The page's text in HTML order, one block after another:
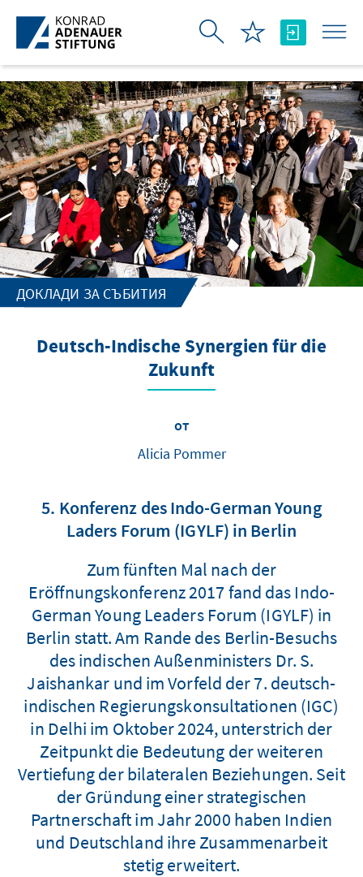
Skip to Main Content
ДОКЛАДИ ЗА СЪБИТИЯ
Deutsch-Indische Synergien für die
Zukunft
от
Alicia Pommer
5. Konferenz des Indo-German Young
Laders Forum (IGYLF) in Berlin
Zum fünften Mal nach der
Eröffnungskonferenz 2017 fand das Indo-
German Young Leaders Forum (IGYLF) in
Berlin statt. Am Rande des Berlin-Besuchs
des indischen Außenministers Dr. S.
Jaishankar und im Vorfeld der 7. deutsch-
indischen Regierungskonsultationen (IGC)
in Delhi im Oktober 2024, unterstrich der
Zeitpunkt die Bedeutung der weiteren
Vertiefung der bilateralen Beziehungen. Seit
der Gründung einer strategischen
Partnerschaft im Jahr 2000 haben Indien
und Deutschland ihre Zusammenarbeit
stetig erweitert.